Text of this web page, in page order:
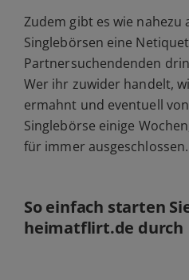
Zudem gibt es wie nahezu
Singlebörsen eine
Partnersuchendenden
Wer ihr zuwider handelt,
ermahnt und eventuell
Singlebörse einige
für immer ausgeschlossen.
So einfach starten
heimatflirt.de durch